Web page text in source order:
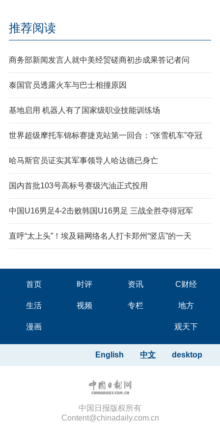
推荐阅读
商务部新闻发言人就中美经贸磋商初步成果答记者问
泰国官员透露火车与巴士相撞原因
基地启用 机器人有了国家级职业技能训练场
世界超级摩托车锦标赛捷克站第一回合：“张雪机车”夺冠
哈马斯官员证实其军事领导人哈达德已身亡
国内首批103号高标号赛级汽油正式投用
中国U16男足4-2击败韩国U16男足 三战全胜夺得冠军
直呼“太上头”！埃及籍网络名人打卡郑州“竖店”的一天
首页 时评 资讯 C财经
生活 视频 专栏 地方
漫画 观天下
desktop
中文
English
中国日报版权所有
Content@chinadaily.com.cn